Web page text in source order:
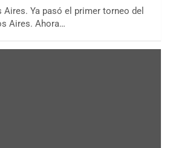
Aires. Ya pasó el primer torneo del
Aires. Ahora…